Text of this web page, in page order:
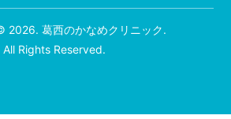
葛西のかなめクリニック.
All Rights Reserved.